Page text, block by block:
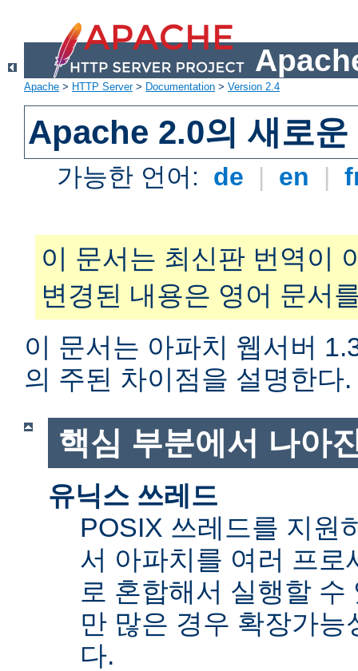
Apache > HTTP Server> Documentation > Version 2.4
Apache 2.0의 새로운
가능한 언어: de | en |
이 문서는 최신판 번역이
변경된 내용은 영어 문서
이 문서는 아파치 웹서버
의 주된 차이점을 설명한다.
핵심 부분에서 나아
유닉스 쓰레드
POSIX 쓰레드를 지원
서 아파치를 여러 프로
로 혼합해서 실행할
만 많은 경우 확장가
다.